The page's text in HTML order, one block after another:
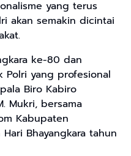
yang terus
akan semakin dicintai
ke-80 dan
yang profesional
Biro Kabiro
Mukri, bersama
Kabupaten
Bhayangkara tahun